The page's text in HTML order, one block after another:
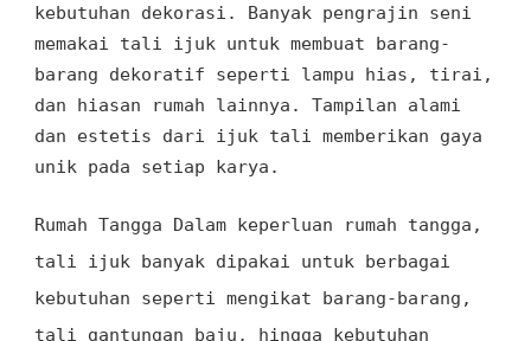
kebutuhan dekorasi . Banyak pengrajin seni
memakai tali ijuk untuk membuat barang-
barang dekoratif seperti lampu hias , tirai ,
dan hiasan rumah lainnya. Tampilan alami
dan estetis dari ijuk tali memberikan gaya
unik pada setiap karya .
Rumah Tangga Dalam keperluan rumah tangga ,
tali ijuk banyak dipakai untuk berbagai
kebutuhan seperti mengikat barang-barang ,
tali gantungan baju, hingga kebutuhan